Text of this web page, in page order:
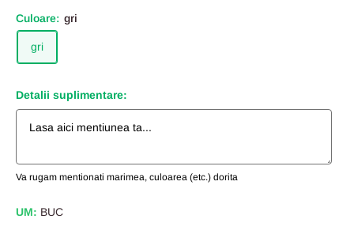
Culoare: gri
gri
Detalii suplimentare:
Va rugam mentionati marimea, culoarea (etc.) dorita
UM: BUC